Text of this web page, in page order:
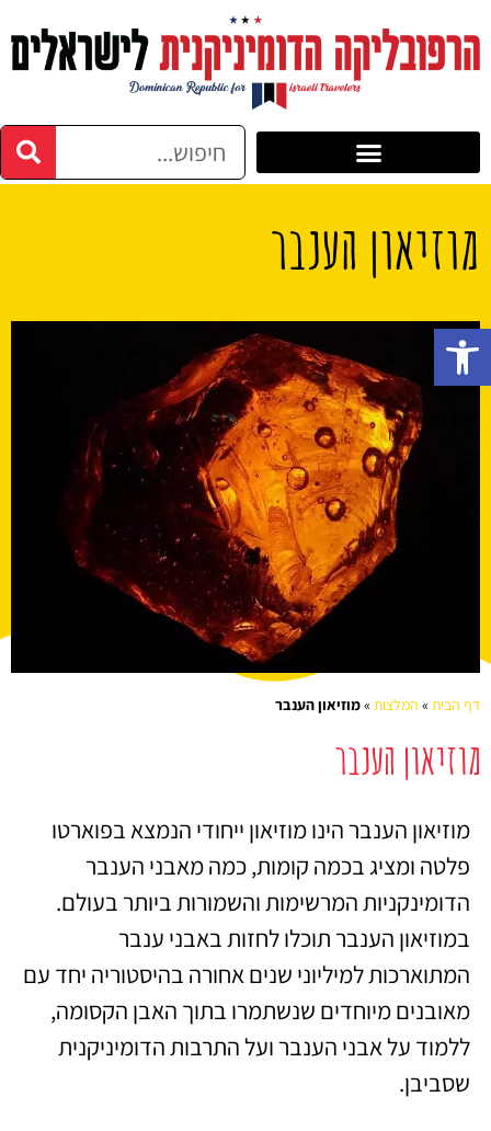
מוזיאון הענבר
דף הבית» המלצות»מוזיאון הענבר
מוזיאון הענבר
מוזיאון הענבר הינו מוזיאון ייחודי הנמצא בפוארטו
פלטה ומציג בכמה קומות, כמה מאבני הענבר
הדומינקניות המרשימות והשמורות ביותר בעולם.
במוזיאון הענבר תוכלו לחזות באבני ענבר
המתוארכות למיליוני שנים אחורה בהיסטוריה יחד עם
מאובנים מיוחדים שנשתמרו בתוך האבן הקסומה,
ללמוד על אבני הענבר ועל התרבות הדומיניקנית
שסביבן.
פתח סרגל נגישות